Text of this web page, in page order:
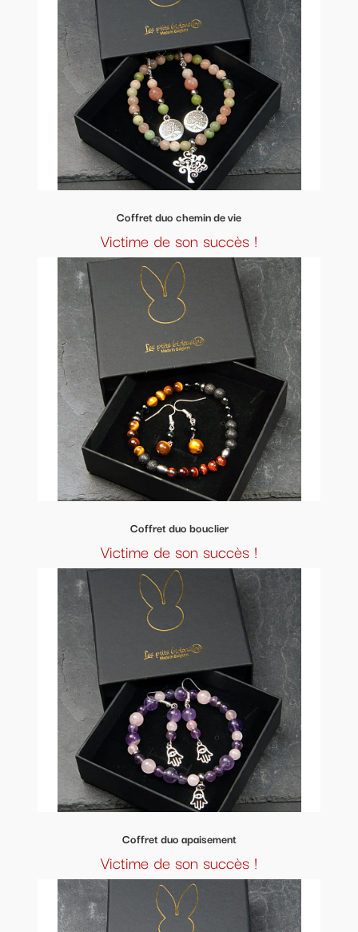
Coffret duo chemin de vie
Victime de son succès !
Coffret duo bouclier
Victime de son succès !
Coffret duo apaisement
Victime de son succès !